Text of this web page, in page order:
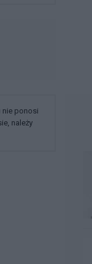
nie ponosi
należy